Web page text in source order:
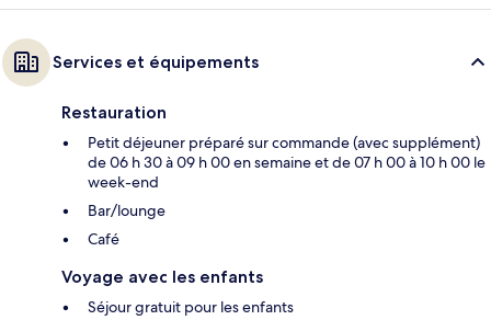
Services et équipements
Restauration
Petit déjeuner préparé sur commande (avec supplément)
de 06 h 30 à 09 h 00 en semaine et de 07 h 00 à 10 h 00 le
week-end
Bar/lounge
Café
Voyage avec les enfants
Séjour gratuit pour les enfants